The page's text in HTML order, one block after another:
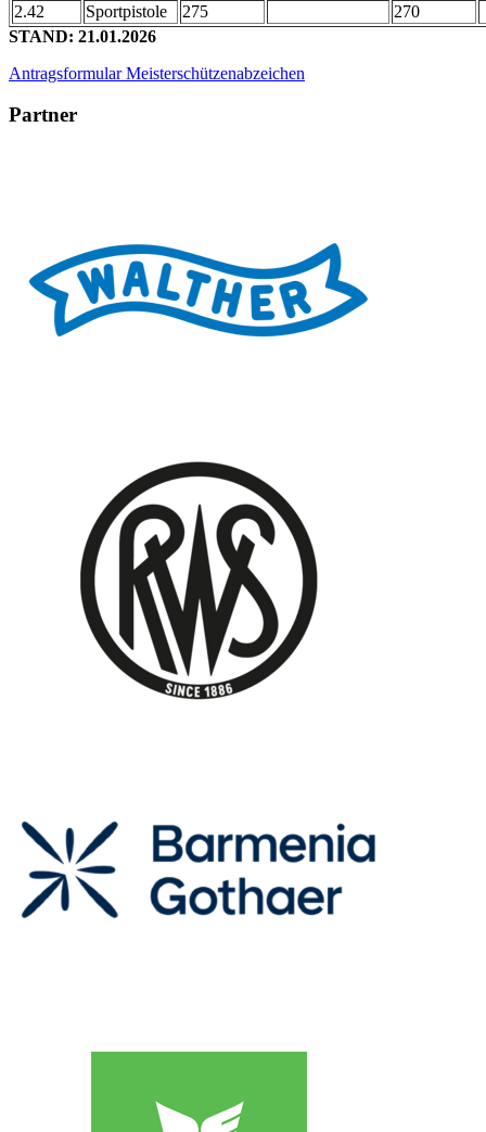
2.42
Sportpistole 275
270
STAND: 21.01.2026
Antragsformular Meisterschützenabzeichen
Partner